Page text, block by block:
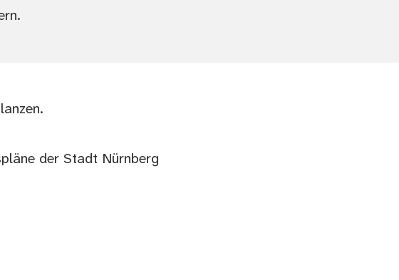
der Stadt Nürnberg